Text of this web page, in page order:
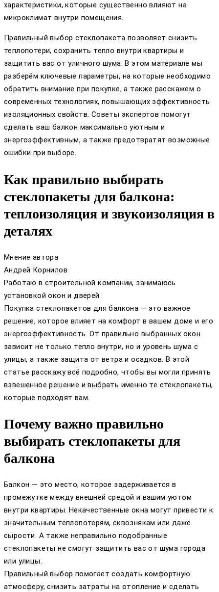
характеристики, которые существенно влияют на
микроклимат внутри помещения.
Правильный выбор стеклопакета позволяет снизить
теплопотери, сохранить тепло внутри квартиры и
защитить вас от уличного шума. В этом материале мы
разберём ключевые параметры, на которые необходимо
обратить внимание при покупке, а также расскажем о
современных технологиях, повышающих эффективность
изоляционных свойств. Советы экспертов помогут
сделать ваш балкон максимально уютным и
энергоэффективным, а также предотвратят возможные
ошибки при выборе.
Как правильно выбирать
стеклопакеты для балкона:
теплоизоляция и звукоизоляция в
деталях
Мнение автора
Андрей Корнилов
Работаю в строительной компании, занимаюсь
установкой окон и дверей
Покупка стеклопакетов для балкона — это важное
решение, которое влияет на комфорт в вашем доме и его
энергоэффективность. От правильно выбранных окон
зависит не только тепло внутри, но и уровень шума с
улицы, а также защита от ветра и осадков. В этой
статье расскажу всё подробно, чтобы вы могли принять
взвешенное решение и выбрать именно те стеклопакеты,
которые подходят вам.
Почему важно правильно
выбирать стеклопакеты для
балкона
Балкон — это место, которое задерживается в
промежутке между внешней средой и вашим уютом
внутри квартиры. Некачественные окна могут привести к
значительным теплопотерям, сквознякам или даже
сырости. А также неправильно подобранные
стеклопакеты не смогут защитить вас от шума города
или улицы.
Правильный выбор помогает создать комфортную
атмосферу, снизить затраты на отопление и сделать